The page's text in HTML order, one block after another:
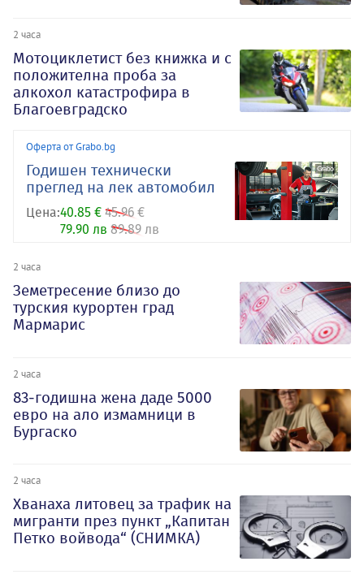
2 часа
Мотоциклетист без книжка и с
положителна проба за
алкохол катастрофира в
Благоевградско
Оферта от Grabo.bg
Годишен технически
преглед на лек автомобил
Цена:40.85 € 45.96 €
79.90 лв 89.89 лв
2 часа
Земетресение близо до
турския курортен град
Мармарис
2 часа
83-годишна жена даде 5000
евро на ало измамници в
Бургаско
2 часа
Хванаха литовец за трафик на
мигранти през пункт „Капитан
Петко войвода“ (СНИМКА)